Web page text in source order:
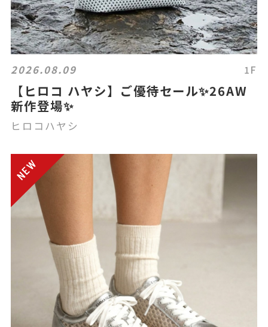
2026.08.09 1F
【ヒロコ ハヤシ】ご優待セール✨26AW
新作登場✨
ヒロコハヤシ